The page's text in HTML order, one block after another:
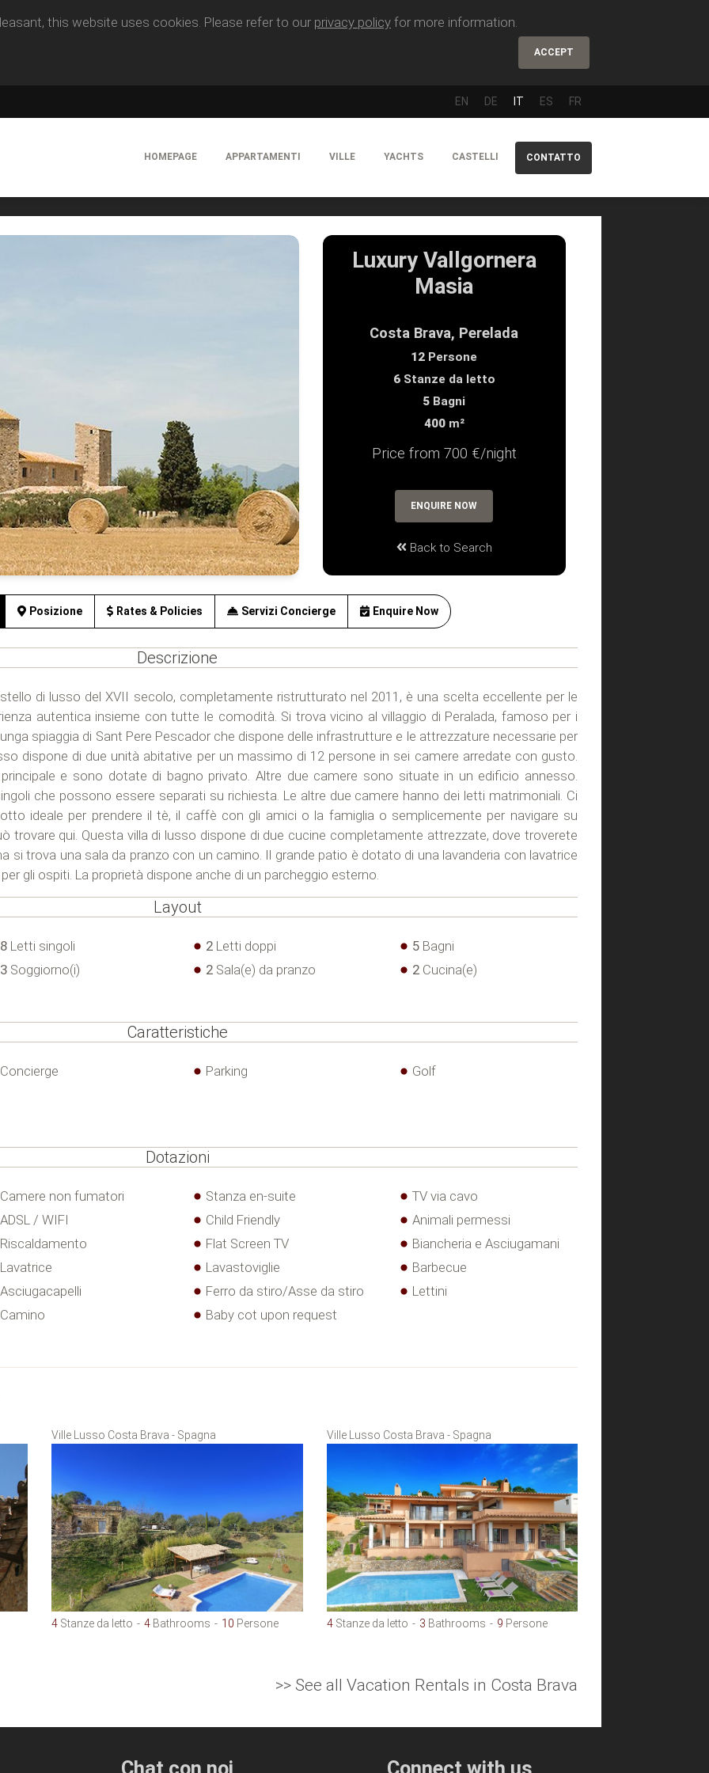
this website uses cookies. Please refer to our privacy policy for more information.
ACCEPT
EN DE IT ES FR
HOMEPAGE APPARTAMENTI VILLE YACHTS CASTELLI CONTATTO
Luxury Vallgornera
Masia
Costa Brava, Perelada
12 Persone
6Stanze da letto
5 Bagni
400m²
Price from 700 €/night
Back to Search
ENQUIRE NOW
Posizione Rates & Policies Servizi Concierge Enquire Now
Descrizione
di lusso del XVII secolo, completamente ristrutturato nel 2011, è una scelta eccellente per le
autentica insieme con tutte le comodità. Si trova vicino al villaggio di Peralada, famoso per i
spiaggia di Sant Pere Pescador che dispone delle infrastrutture e le attrezzature necessarie per
dispone di due unità abitative per un massimo di 12 persone in sei camere arredate con gusto.
e sono dotate di bagno privato. Altre due camere sono situate in un edificio annesso.
che possono essere separati su richiesta. Le altre due camere hanno dei letti matrimoniali. Ci
ideale per prendere il tè, il caffè con gli amici o la famiglia o semplicemente per navigare su
trovare qui. Questa villa di lusso dispone di due cucine completamente attrezzate, dove troverete
si trova una sala da pranzo con un camino. Il grande patio è dotato di una lavanderia con lavatrice
gli ospiti. La proprietà dispone anche di un parcheggio esterno.
Layout
8Letti singoli 2 Letti doppi 5Bagni
3Soggiorno(i) 2 Sala(e) da pranzo 2Cucina(e)
Caratteristiche
Concierge Parking
Golf
Dotazioni
Camere non fumatori Stanza en-suite
TV via cavo
ADSL / WIFI Child Friendly
Animali permessi
Riscaldamento Flat Screen TV
Biancheria e Asciugamani
Lavatrice Lavastoviglie
Barbecue
Asciugacapelli Ferro da stiro/Asse da stiro
Lettini
Camino Baby cot upon request
Ville Lusso Costa Brava - Spagna
4 Stanze da letto 4 Bathrooms 10 Persone
Ville Lusso Costa Brava - Spagna
4Stanze da letto 3 Bathrooms 9 Persone
>> See all Vacation Rentals in Costa Brava
Chat con noi Connect with us